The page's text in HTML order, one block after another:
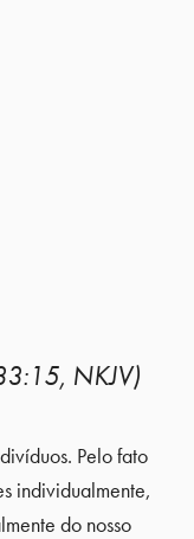
NKJV)
Pelo fato
individualmente,
do nosso